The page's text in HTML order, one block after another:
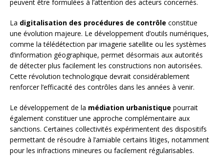
peuvent être formulées à l’attention des acteurs concernés.
La digitalisation des procédures de contrôle constitue
une évolution majeure. Le développement d’outils numériques,
comme la télédétection par imagerie satellite ou les systèmes
d’information géographique, permet désormais aux autorités
de détecter plus facilement les constructions non autorisées.
Cette révolution technologique devrait considérablement
renforcer l’efficacité des contrôles dans les années à venir.
Le développement de la médiation urbanistique pourrait
également constituer une approche complémentaire aux
sanctions. Certaines collectivités expérimentent des dispositifs
permettant de résoudre à l’amiable certains litiges, notamment
pour les infractions mineures ou facilement régularisables.